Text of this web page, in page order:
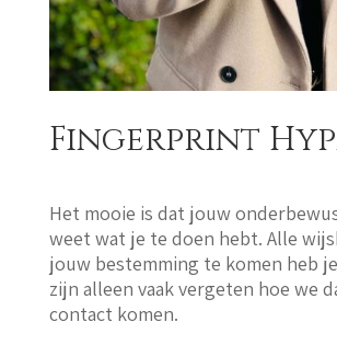
Fingerprint
Het mooie is dat jouw
weet wat je te doen hebt. Alle
jouw bestemming te komen heb
zijn alleen vaak vergeten hoe we
contact komen.